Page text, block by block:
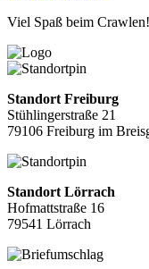
Viel Spaß beim
Standort Freiburg
Stühlingerstraße 21
79106 Freiburg im
Standort Lörrach
Hofmattstraße 16
79541 Lörrach